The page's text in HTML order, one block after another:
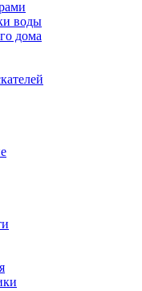
воды
дома